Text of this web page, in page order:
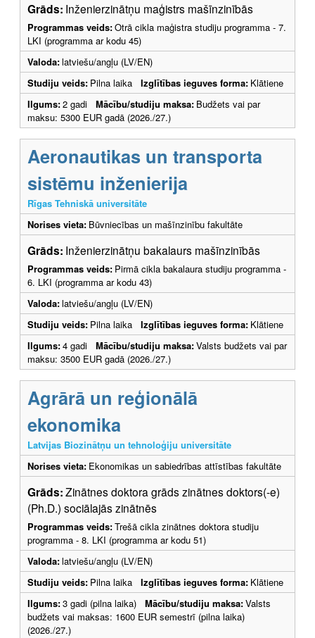
Grāds: Inženierzinātņu maģistrs mašīnzinībās
Programmas veids:Otrā cikla maģistra studiju programma - 7.
LKI (programma ar kodu 45)
Valoda:latviešu/angļu (LV/EN)
Studiju veids: Pilna laika Izglītības ieguves forma: Klātiene
Ilgums:2 gadi Mācību/studiju maksa: Budžets vai par
maksu: 5300 EUR gadā (2026./27.)
Aeronautikas un transporta
sistēmu inženierija
Rīgas Tehniskā universitāte
Norises vieta: Būvniecības un mašīnzinību fakultāte
Grāds: Inženierzinātņu bakalaurs mašīnzinībās
Programmas veids: Pirmā cikla bakalaura studiju programma -
6. LKI (programma ar kodu 43)
Valoda:latviešu/angļu (LV/EN)
Studiju veids: Pilna laika Izglītības ieguves forma: Klātiene
Ilgums:4 gadi Mācību/studiju maksa:Valsts budžets vai par
maksu: 3500 EUR gadā (2026./27.)
Agrārā un reģionālā
ekonomika
Latvijas Biozinātņu un tehnoloģiju universitāte
Norises vieta: Ekonomikas un sabiedrības attīstības fakultāte
Grāds:Zinātnes doktora grāds zinātnes doktors(-e)
(Ph.D.) sociālajās zinātnēs
Programmas veids:Trešā cikla zinātnes doktora studiju
programma - 8. LKI (programma ar kodu 51)
Valoda:latviešu/angļu (LV/EN)
Studiju veids: Pilna laika Izglītības ieguves forma: Klātiene
Ilgums:3 gadi (pilna laika) Mācību/studiju maksa:Valsts
budžets vai maksas: 1600 EUR semestrī (pilna laika)
(2026./27.)